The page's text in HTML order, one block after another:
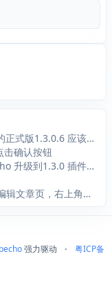
Gavin : 大佬，最新的 2026.04.14更新的正式版1.3.0.6 应该支持 Typecho1...
确认按钮
ididxiaoxiao : 你好作者。我发现Typecho 升级到1.3.0 插件1.2.1无法添加新的链接 添加...
X. : 您好， 升级 typecho 1.3 后，后台编辑文章页，右上角—附件—选择文件上传 点...
强力驱动 ⋅
粤ICP备